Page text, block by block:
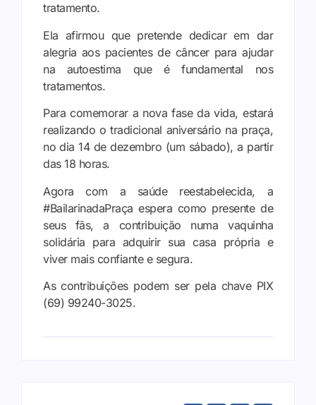
tratamento.
Ela afirmou que pretende dedicar em dar
alegria aos pacientes de câncer para ajudar
na autoestima que é fundamental nos
tratamentos.
Para comemorar a nova fase da vida, estará
realizando o tradicional aniversário na praça,
no dia 14 de dezembro (um sábado), a partir
das 18 horas.
Agora com a saúde reestabelecida, a
#BailarinadaPraça espera como presente de
seus fãs, a contribuição numa vaquinha
solidária para adquirir sua casa própria e
viver mais confiante e segura.
As contribuições podem ser pela chave PIX
(69) 99240-3025.